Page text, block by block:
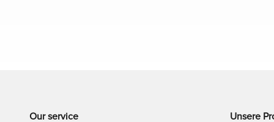
Our service Unsere